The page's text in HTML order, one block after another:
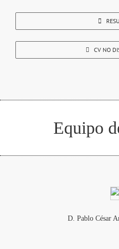
CV NO
Equipo
D. Pablo César